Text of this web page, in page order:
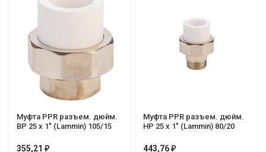
Муфта PPR разъем. дюйм.
ВР 25 х 1" (Lammin) 105/15
355,21 ₽
Муфта PPR разъем. дюйм.
НР 25 х 1" (Lammin) 80/20
443,76 ₽